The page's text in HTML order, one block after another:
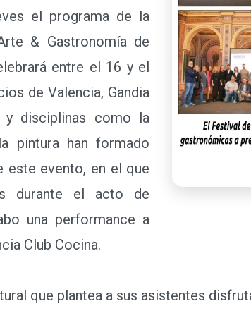
el programa de la
& Gastronomía de
entre el 16 y el
de Valencia, Gandia
y disciplinas como la
pintura han formado
este evento, en el que
durante el acto de
una performance a
Club Cocina.
que plantea a sus asistentes